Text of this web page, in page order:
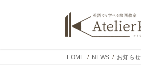
HOME NEWS お知らせ